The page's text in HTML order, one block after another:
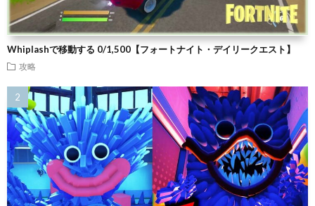
Whiplashで移動する 0/1,500【フォートナイト・デイリークエスト】
攻略